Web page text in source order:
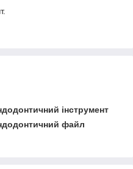
інструмент
файл